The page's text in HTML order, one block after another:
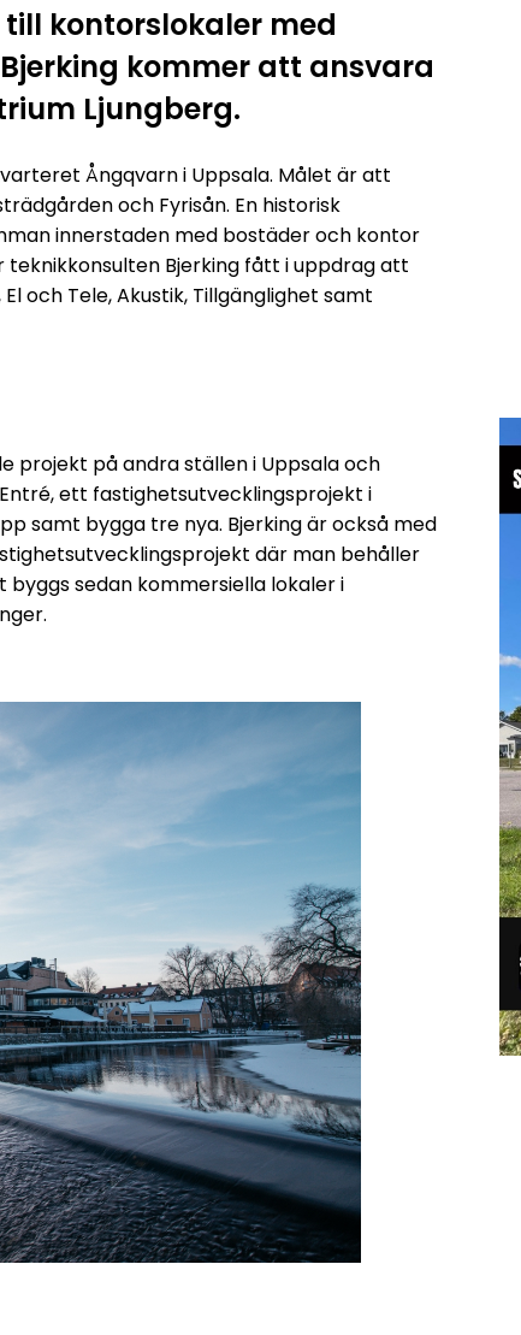
kontorslokaler med
kommer att ansvara
Ljungberg.
Ångqvarn i Uppsala. Målet är att
och Fyrisån. En historisk
innerstaden med bostäder och kontor
Bjerking fått i uppdrag att
och Tele, Akustik, Tillgänglighet samt
projekt på andra ställen i Uppsala och
ett fastighetsutvecklingsprojekt i
samt bygga tre nya. Bjerking är också med
där man behåller
sedan kommersiella lokaler i